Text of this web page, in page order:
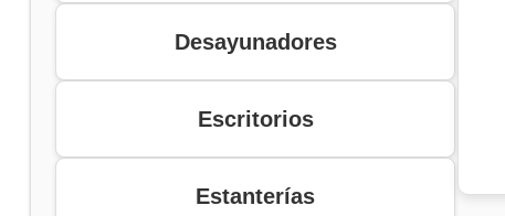
Desayunadores
Escritorios
Estanterías